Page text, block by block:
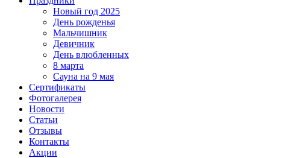
Новый год 2025
День рожденья
Мальчишник
Девичник
День влюбленных
8 марта
Сауна на 9 мая
Сертификаты
Фотогалерея
Новости
Статьи
Отзывы
Контакты
Акции